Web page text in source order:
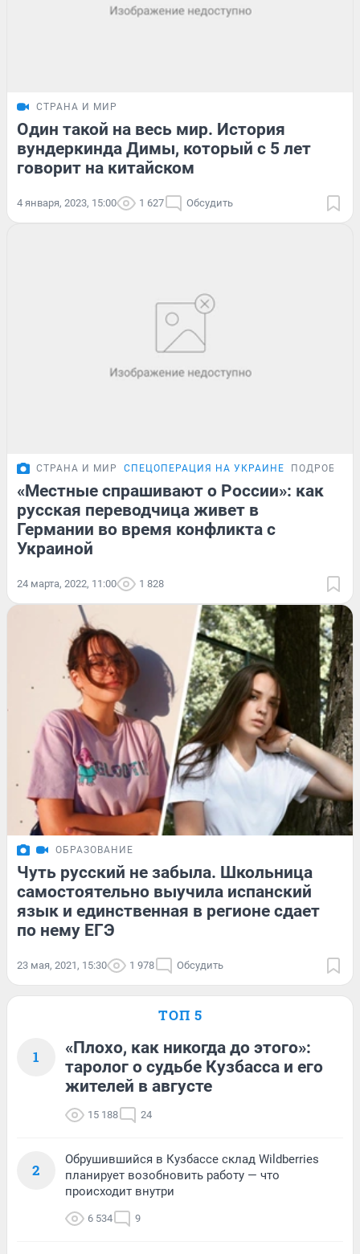
СТРАНА И МИР
Один такой на весь мир. История
вундеркинда Димы, который с 5 лет
говорит на китайском
4 января, 2023, 15:00 1 627 Обсудить
СТРАНА И МИР СПЕЦОПЕРАЦИЯ НА УКРАИНЕ
«Местные спрашивают о России»: как
русская переводчица живет в
Германии во время конфликта с
Украиной
24 марта, 2022, 11:00 1 828
ОБРАЗОВАНИЕ
Чуть русский не забыла. Школьница
самостоятельно выучила испанский
язык и единственная в регионе сдает
по нему ЕГЭ
23 мая, 2021, 15:30 1 978 Обсудить
ТОП 5
1
«Плохо, как никогда до этого»:
таролог о судьбе Кузбасса и его
жителей в августе
15 188 24
2
Обрушившийся в Кузбассе склад Wildberries
планирует возобновить работу — что
происходит внутри
6 534 9